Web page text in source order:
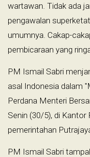
wartawan. Tidak ada
pengawalan
umumnya. Cakap-
pembicaraan yang
PM Ismail Sabri
asal Indonesia dalam
Perdana Menteri
Senin (30/5), di
pemerintahan
PM Ismail Sabri